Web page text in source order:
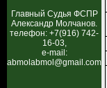
Главный Судья ФСПР
Александр Молчанов.
телефон: +7(916) 742-
16-03,
e-mail:
abmolabmol@gmail.com